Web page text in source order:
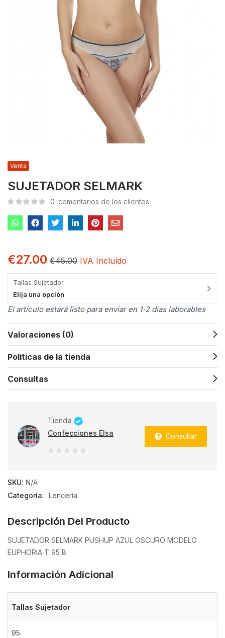
SUJETADOR SELMARK
Venta
0 comentarios de los clientes
€27.00 €45.00 IVA Incluído
Tallas Sujetador
Elija una opción
El artículo estará listo para enviar en 1-2 días laborables
Valoraciones (0)
Políticas de la tienda
Consultas
Tienda
Confecciones Elsa
Consultar
SKU: N/A
Categoría: Lencería
Descripción Del Producto
SUJETADOR SELMARK PUSHUP AZUL OSCURO MODELO
EUPHORIA T 95 B
Información Adicional
Tallas Sujetador
95